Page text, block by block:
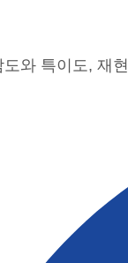
도와 특이도, 재